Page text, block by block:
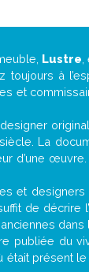
Lustre
à
et
La
d’une
et designers
de
publiée du
présent